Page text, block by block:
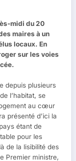
midi du 20
maires à un
locaux. En
sur les voies
depuis plusieurs
l’habitat, se
au cœur
présenté d’ici la
étant de
pour les
de la lisibilité des
Premier ministre,